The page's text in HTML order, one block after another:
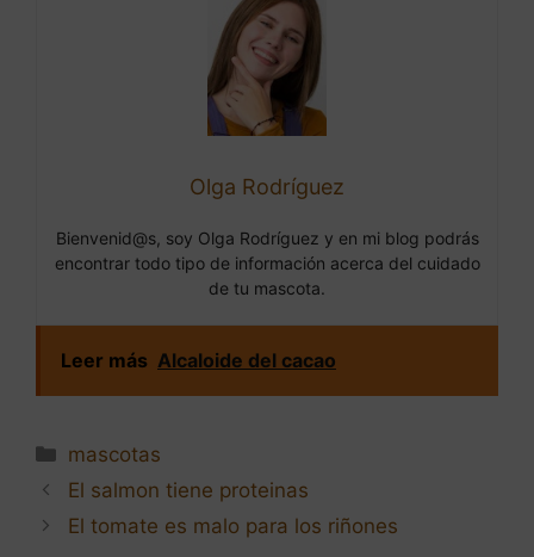
Olga Rodríguez
Bienvenid@s, soy Olga Rodríguez y en mi blog podrás
encontrar todo tipo de información acerca del cuidado
de tu mascota.
Leer más Alcaloide del cacao
Categorías
mascotas
Navegación
de
El salmon tiene proteinas
El tomate es malo para los riñones